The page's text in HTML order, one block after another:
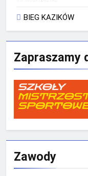
BIEG KAZIKÓW
Zapraszamy
Zawody